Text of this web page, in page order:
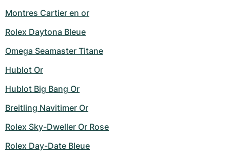
Montres Cartier en or
Rolex Daytona Bleue
Omega Seamaster Titane
Hublot Or
Hublot Big Bang Or
Breitling Navitimer Or
Rolex Sky-Dweller Or Rose
Rolex Day-Date Bleue